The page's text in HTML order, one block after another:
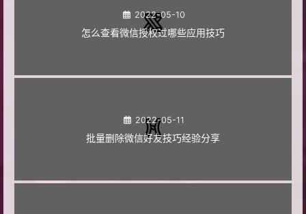
2022-05-10
怎么查看微信授权过哪些应用技巧
2022-05-11
批量删除微信好友技巧经验分享